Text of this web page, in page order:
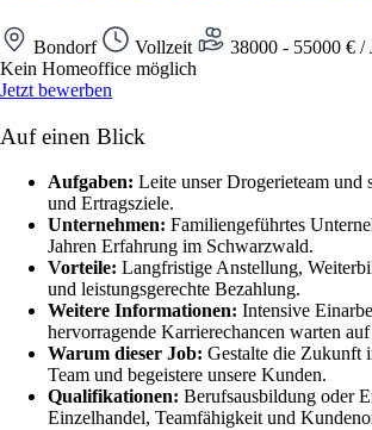
Bondorf Vollzeit
38000 - 55000 € /
Kein Homeoffice möglich
Jetzt bewerben
Auf einen Blick
Aufgaben: Leite unser Drogerieteam und
und Ertragsziele.
Unternehmen: Familiengeführtes
Jahren Erfahrung im Schwarzwald.
Vorteile: Langfristige Anstellung,
und leistungsgerechte Bezahlung.
Weitere Informationen: Intensive
hervorragende Karrierechancen warten
Warum dieser Job: Gestalte die Zukunft
Team und begeistere unsere Kunden.
Qualifikationen: Berufsausbildung oder
Einzelhandel, Teamfähigkeit und